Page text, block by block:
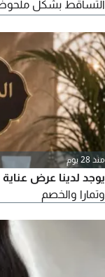
التساقط بشكل
يمنح شعرك لمعنا
العوامل الجوية أو
بسهولة دون ترك اثر
منذ 28 يوم
يوجد لدينا عرض
وتمارا والخصم